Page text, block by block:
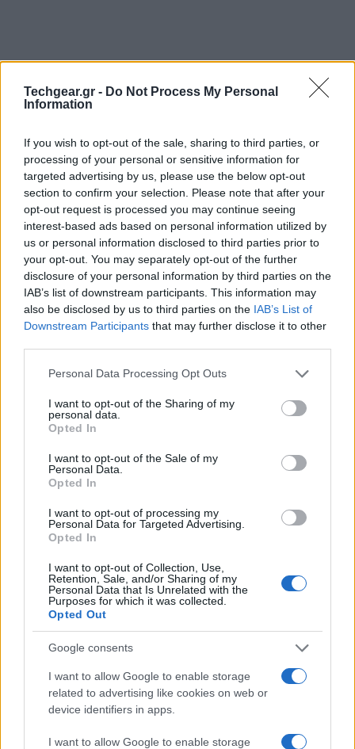
Techgear.gr - Do Not Process My Personal
Information
If you wish to opt-out of the sale, sharing to third parties, or
processing of your personal or sensitive information for
targeted advertising by us, please use the below opt-out
section to confirm your selection. Please note that after your
opt-out request is processed you may continue seeing
interest-based ads based on personal information utilized by
us or personal information disclosed to third parties prior to
your opt-out. You may separately opt-out of the further
disclosure of your personal information by third parties on the
IAB’s list of downstream participants. This information may
also be disclosed by us to third parties on the IAB’s List of
Downstream Participants that may further disclose it to other
Please note that this website/app uses one or more Google
not limited to your visit or usage behaviour. You may click to
grant or deny consent to Google and its third-party tags to
use your data for below specified purposes in below Google
consent section.
Personal Data Processing Opt Outs
I want to opt-out of the Sharing of my
personal data.
Opted In
I want to opt-out of the Sale of my
Personal Data.
Opted In
I want to opt-out of processing my
Personal Data for Targeted Advertising.
Opted In
I want to opt-out of Collection, Use,
Retention, Sale, and/or Sharing of my
Personal Data that Is Unrelated with the
Purposes for which it was collected.
Opted Out
Google consents
I want to allow Google to enable storage
related to advertising like cookies on web or
device identifiers in apps.
I want to allow Google to enable storage
παρουσιάσει και ένα πρωτότυπο Qosmio με οθόνη 3D,
το οποίο δεν απαιτεί ειδικά γυαλιά για την
παρακολούθηση του τρισδιάστατου φαινομένου, αλλά
ακόμα βρίσκεται σε πολύ πρωταρχικό στάδιο. Παρόλα
αυτά, αναφέρει ότι τα πρώτα glasses-free 3D Qosmio
θα κυκλοφορήσουν πριν το τέλος του 2011!